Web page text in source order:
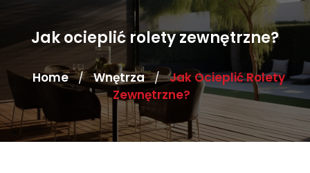
Jak ocieplić rolety zewnętrzne?
Home / Wnętrza / Jak Ocieplić Rolety
Zewnętrzne?